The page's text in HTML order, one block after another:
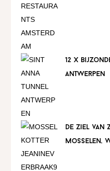
12 x
antwerpen
de ziel van
mosselen,